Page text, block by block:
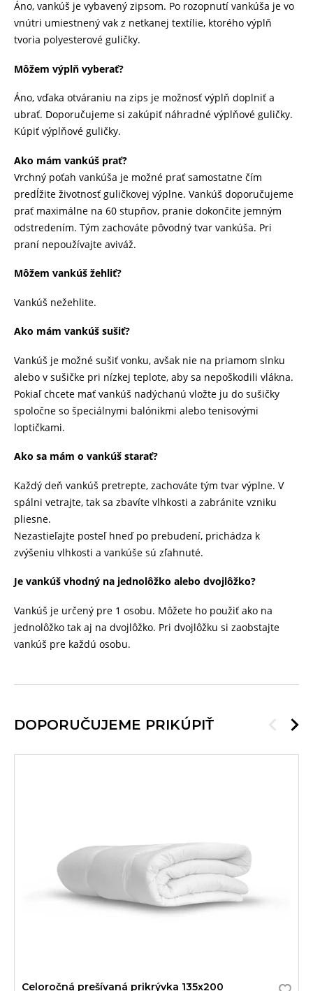
Áno, vankúš je vybavený zipsom. Po rozopnutí vankúša je vo
vnútri umiestnený vak z netkanej textílie, ktorého výplň
tvoria polyesterové guličky.
Môžem výplň vyberať?
Áno, vďaka otváraniu na zips je možnosť výplň doplniť a
ubrať. Doporučujeme si zakúpiť náhradné výplňové guličky.
Kúpiť výplňové guličky.
Ako mám vankúš prať?
Vrchný poťah vankúša je možné prať samostatne čím
predĺžite životnosť guličkovej výplne. Vankúš doporučujeme
prať maximálne na 60 stupňov, pranie dokončite jemným
odstredením. Tým zachováte pôvodný tvar vankúša. Pri
praní nepoužívajte aviváž.
Môžem vankúš žehliť?
Vankúš nežehlite.
Ako mám vankúš sušiť?
Vankúš je možné sušiť vonku, avšak nie na priamom slnku
alebo v sušičke pri nízkej teplote, aby sa nepoškodili vlákna.
Pokiaľ chcete mať vankúš nadýchanú vložte ju do sušičky
spoločne so špeciálnymi balónikmi alebo tenisovými
loptičkami.
Ako sa mám o vankúš starať?
Každý deň vankúš pretrepte, zachováte tým tvar výplne. V
spálni vetrajte, tak sa zbavíte vlhkosti a zabránite vzniku
pliesne.
Nezastieľajte posteľ hneď po prebudení, prichádza k
zvýšeniu vlhkosti a vankúše sú zľahnuté.
Je vankúš vhodný na jednolôžko alebo dvojlôžko?
Vankúš je určený pre 1 osobu. Môžete ho použiť ako na
jednolôžko tak aj na dvojlôžko. Pri dvojlôžku si zaobstajte
vankúš pre každú osobu.
DOPORUČUJEME PRIKÚPIŤ
Celoročná prešívaná prikrývka 135x200